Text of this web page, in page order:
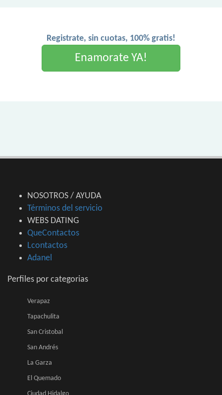
Registrate, sin cuotas, 100% gratis!
Enamorate YA!
NOSOTROS / AYUDA
Términos del servicio
WEBS DATING
QueContactos
Lcontactos
Adanel
Perfiles por categorias
Verapaz
Tapachulita
San Cristobal
San Andrés
La Garza
El Quemado